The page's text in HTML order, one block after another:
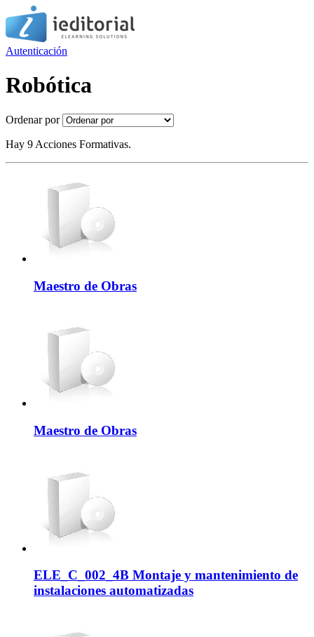
Autenticación
Robótica
Ordenar por
Hay 9 Acciones Formativas.
Maestro de Obras
Maestro de Obras
ELE_C_002_4B Montaje y mantenimiento de
instalaciones automatizadas